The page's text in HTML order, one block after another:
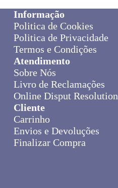
Informação
Politica de Cookies
Politica de Privacidade
Termos e Condições
Atendimento
Sobre Nós
Livro de Reclamações
Online Disput Resolution
Cliente
Carrinho
Envios e Devoluções
Finalizar Compra